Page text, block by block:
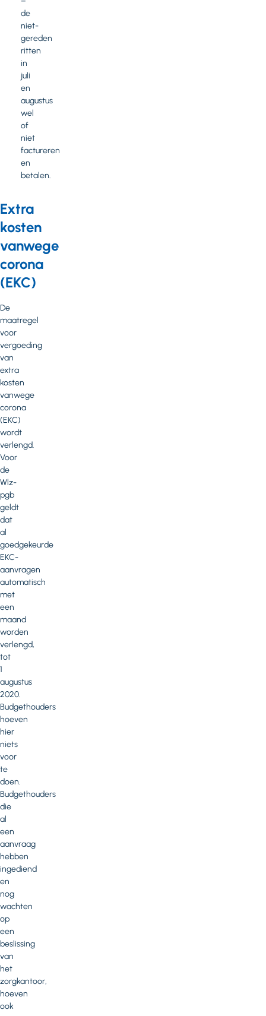
de
niet-
gereden
ritten
in
juli
en
augustus
wel
of
niet
factureren
en
betalen.
Extra
kosten
vanwege
corona
(EKC)
De
maatregel
voor
vergoeding
van
extra
kosten
vanwege
corona
(EKC)
wordt
verlengd.
Voor
de
Wlz-
pgb
geldt
dat
al
goedgekeurde
EKC-
aanvragen
automatisch
met
een
maand
worden
verlengd,
tot
1
augustus
2020.
Budgethouders
hoeven
hier
niets
voor
te
doen.
Budgethouders
die
al
een
aanvraag
hebben
ingediend
en
nog
wachten
op
een
beslissing
van
het
zorgkantoor,
hoeven
ook